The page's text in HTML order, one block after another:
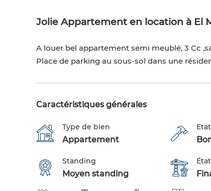
Jolie Appartement en location à El
A louer bel appartement semi meublé, 3 Cc
Place de parking au sous-sol dans une
Caractéristiques générales
Type de bien
Appartement
Etat
Standing
Moyen standing
État